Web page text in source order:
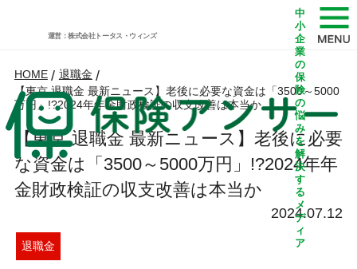
運営：株式会社トータス・ウィンズ
中
小
企
業
の
保
険
の
悩
み
を
解
決
す
る
メ
デ
ィ
ア
HOME / 退職金 /
【東京 退職金 最新ニュース】老後に必要な資金は「3500～5000
万円」!?2024年年金財政検証の収支改善は本当か
【東京 退職金 最新ニュース】老後に必要
な資金は「3500～5000万円」!?2024年年
金財政検証の収支改善は本当か
2024.07.12
退職金